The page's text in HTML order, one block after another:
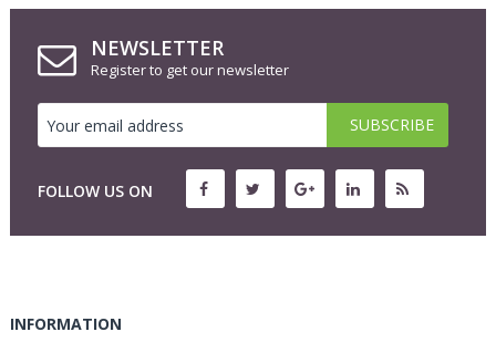
NEWSLETTER
Register to get our newsletter
FOLLOW US ON
INFORMATION